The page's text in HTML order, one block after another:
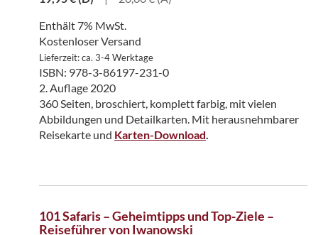
Enthält 7% MwSt.
Kostenloser Versand
Lieferzeit: ca. 3-4 Werktage
ISBN: 978-3-86197-231-0
2. Auflage 2020
360 Seiten, broschiert, komplett farbig, mit vielen
Abbildungen und Detailkarten. Mit herausnehmbarer
Reisekarte und Karten-Download.
101 Safaris – Geheimtipps und Top-Ziele –
Reiseführer von Iwanowski